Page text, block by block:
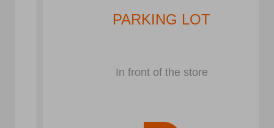
PARKING LOT
In front of the store